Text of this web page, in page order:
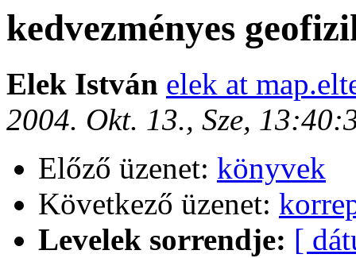
kedvezményes
Elek István elek at
2004. Okt. 13., Sze,
Előző üzenet: könyvek
Következő üzenet:
Levelek sorrendje: [